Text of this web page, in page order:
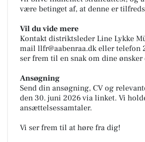
være betinget af, at denne er
Vil du vide mere
Kontakt distriktsleder Line Lykke
mail llfr@aabenraa.dk eller telefon
ser frem til en snak om dine ønsker
Ansøgning
Send din ansøgning, CV og
den 30. juni 2026 via linket. Vi
ansættelsessamtaler.
Vi ser frem til at høre fra dig!